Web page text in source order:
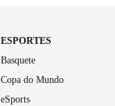
ESPORTES
Basquete
Copa do Mundo
eSports